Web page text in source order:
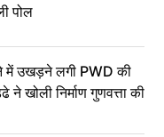
पोल
में उखड़ने लगी PWD की
खोली निर्माण गुणवत्ता की